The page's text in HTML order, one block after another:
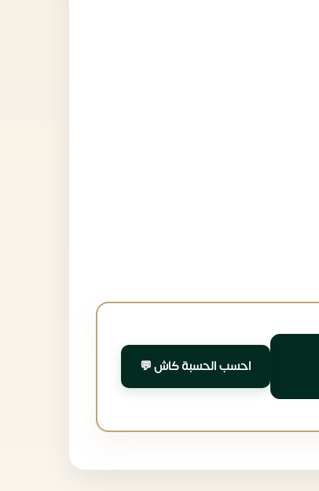
احسب الحسبة كاش 💬